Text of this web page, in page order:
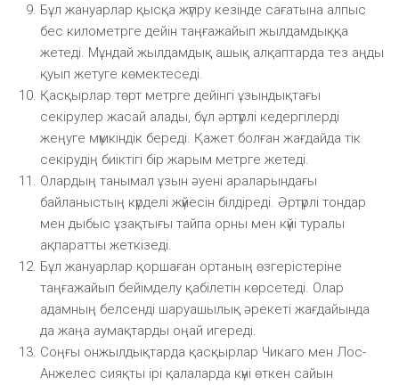
Бұл жануарлар қысқа жүгіру кезінде сағатына алпыс
бес километрге дейін таңғажайып жылдамдыққа
жетеді. Мұндай жылдамдық ашық алқаптарда тез аңды
қуып жетуге көмектеседі.
Қасқырлар төрт метрге дейінгі ұзындықтағы
секірулер жасай алады, бұл әртүрлі кедергілерді
жеңуге мүмкіндік береді. Қажет болған жағдайда тік
секірудің биіктігі бір жарым метрге жетеді.
Олардың танымал ұзын әуені араларындағы
байланыстың күрделі жүйесін білдіреді. Әртүрлі тондар
мен дыбыс ұзақтығы тайпа орны мен күйі туралы
ақпаратты жеткізеді.
Бұл жануарлар қоршаған ортаның өзгерістеріне
таңғажайып бейімделу қабілетін көрсетеді. Олар
адамның белсенді шаруашылық әрекеті жағдайында
да жаңа аумақтарды оңай игереді.
Соңғы онжылдықтарда қасқырлар Чикаго мен Лос-
Анжелес сияқты ірі қалаларда күні өткен сайын